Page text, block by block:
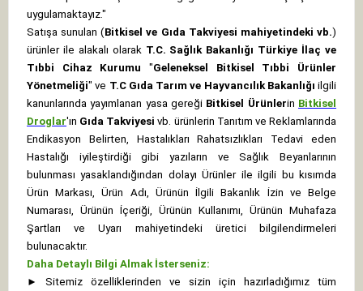
uygulamaktayız."
Satışa sunulan (Bitkisel ve Gıda Takviyesi mahiyetindeki vb.)
ürünler ile alakalı olarak T.C. Sağlık Bakanlığı Türkiye İlaç ve
Tıbbi Cihaz Kurumu "Geleneksel Bitkisel Tıbbi Ürünler
Yönetmeliği" ve T.C Gıda Tarım ve Hayvancılık Bakanlığı ilgili
kanunlarında yayımlanan yasa gereği Bitkisel Ürünlerin Bitkisel
Droglar'ın Gıda Takviyesi vb. ürünlerin Tanıtım ve Reklamlarında
Endikasyon Belirten, Hastalıkları Rahatsızlıkları Tedavi eden
Hastalığı iyileştirdiği gibi yazıların ve Sağlık Beyanlarının
bulunması yasaklandığından dolayı Ürünler ile ilgili bu kısımda
Ürün Markası, Ürün Adı, Ürünün İlgili Bakanlık İzin ve Belge
Numarası, Ürünün İçeriği, Ürünün Kullanımı, Ürünün Muhafaza
Şartları ve Uyarı mahiyetindeki üretici bilgilendirmeleri
bulunacaktır.
Daha Detaylı Bilgi Almak İsterseniz:
►
Sitemiz özelliklerinden ve sizin için hazırladığımız tüm